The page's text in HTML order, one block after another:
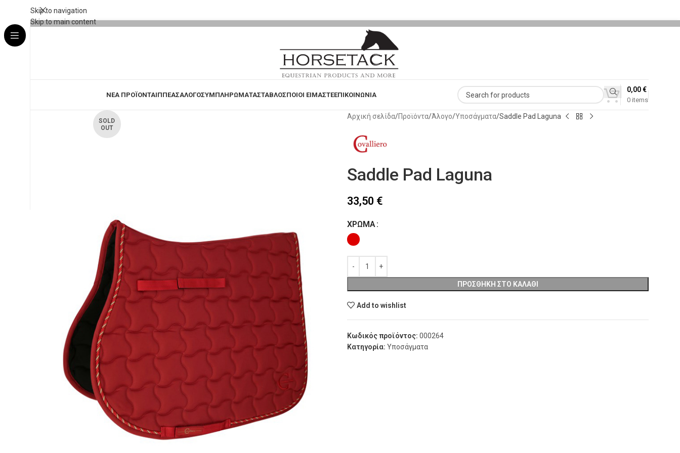
Skip to navigation
Skip to main content
ΝΕΑ ΠΡΟΪΟΝΤΑΙΠΠΕΑΣΑΛΟΓΟΣΥΜΠΛΗΡΩΜΑΤΑΣΤΑΒΛΟΣΠΟΙΟΙ ΕΙΜΑΣΤΕΕΠΙΚΟΙΝΩΝΙΑ
0 items
0,00€
SOLD
OUT
Αρχική σελίδα Προϊόντα Άλογο Υποσάγματα Saddle Pad Laguna
Saddle Pad Laguna
33,50 €
ΧΡΏΜΑ
ΠΡΟΣΘΉΚΗ ΣΤΟ ΚΑΛΆΘΙ
Add to wishlist
Κωδικός προϊόντος: 000264
Κατηγορία: Υποσάγματα